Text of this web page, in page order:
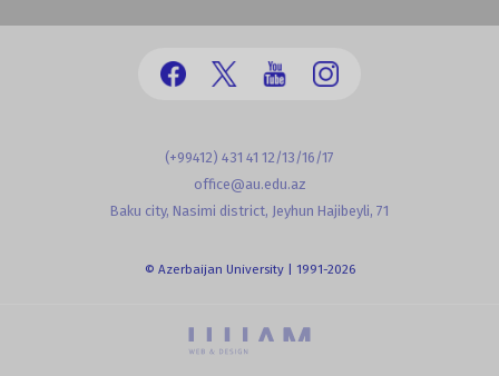
(+99412) 431 41 12/13/16/17
office@au.edu.az
Baku city, Nasimi district, Jeyhun Hajibeyli, 71
© Azerbaijan University | 1991-2026
powered by